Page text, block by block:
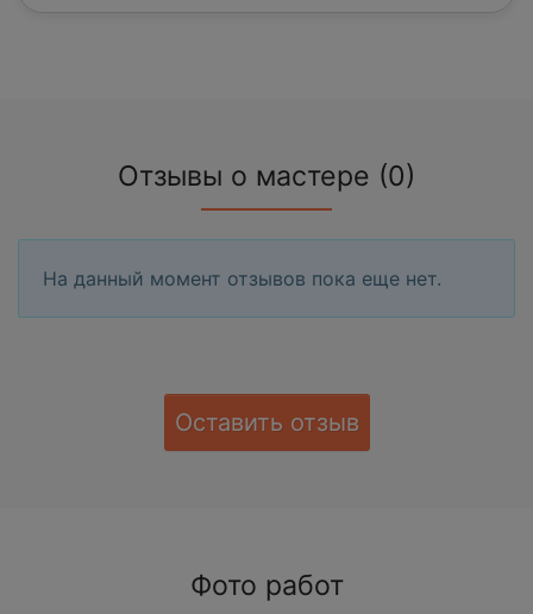
Отзывы о мастере (0)
На данный момент отзывов пока еще нет.
Оставить отзыв
Фото работ